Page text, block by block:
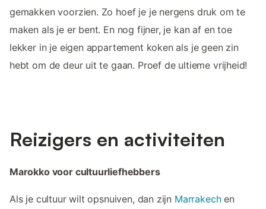
gemakken voorzien. Zo hoef je je nergens druk om te
maken als je er bent. En nog fijner, je kan af en toe
lekker in je eigen appartement koken als je geen zin
hebt om de deur uit te gaan. Proef de ultieme vrijheid!
Reizigers en activiteiten
Marokko voor cultuurliefhebbers
Als je cultuur wilt opsnuiven, dan zijn Marrakechen